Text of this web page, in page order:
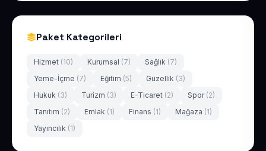
Paket Kategorileri
Hizmet (10) Kurumsal (7) Sağlık (7)
Yeme-İçme (7) Eğitim (5) Güzellik (3)
Hukuk (3) Turizm (3) E-Ticaret (2) Spor (2)
Tanıtım (2) Emlak (1) Finans (1) Mağaza (1)
Yayıncılık (1)